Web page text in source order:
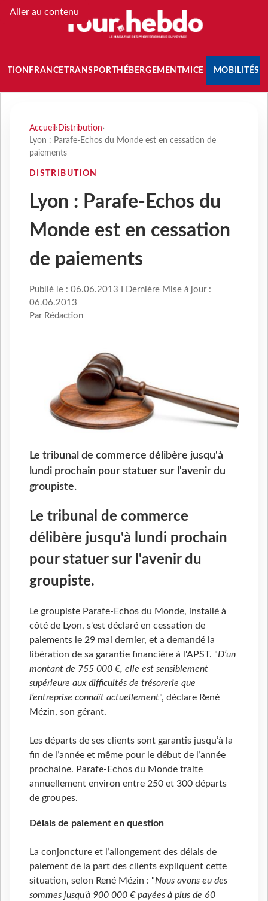
Aller au contenu
FRANCETRANSPORT HÉBERGEMENTMICE MOBILITÉS
Accueil › Distribution›
Lyon : Parafe-Echos du Monde est en cessation de
paiements
DISTRIBUTION
Lyon : Parafe-Echos du
Monde est en cessation
de paiements
Publié le : 06.06.2013 I Dernière Mise à jour :
06.06.2013
Par Rédaction
Le tribunal de commerce délibère jusqu'à
lundi prochain pour statuer sur l'avenir du
groupiste.
Le tribunal de commerce
délibère jusqu'à lundi prochain
pour statuer sur l'avenir du
groupiste.
Le groupiste Parafe-Echos du Monde, installé à
côté de Lyon, s'est déclaré en cessation de
paiements le 29 mai dernier, et a demandé la
libération de sa garantie financière à l'APST. "D’un
montant de 755 000 €, elle est sensiblement
supérieure aux difficultés de trésorerie que
l’entreprise connaît actuellement", déclare René
Mézin, son gérant.
Les départs de ses clients sont garantis jusqu’à la
fin de l’année et même pour le début de l’année
prochaine. Parafe-Echos du Monde traite
annuellement environ entre 250 et 300 départs
de groupes.
Délais de paiement en question
La conjoncture et l’allongement des délais de
paiement de la part des clients expliquent cette
situation, selon René Mézin : "Nous avons eu des
sommes jusqu’à 900 000 € payées à plus de 60